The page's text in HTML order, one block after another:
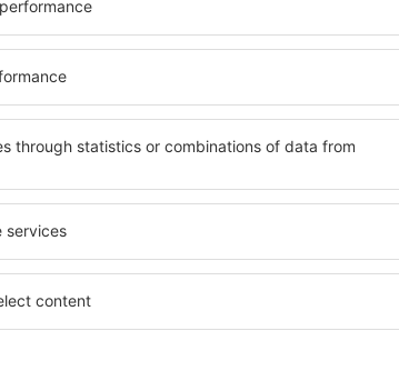
Ahorra tiempo y dinero.
¡Reserva Vuelo+Hotel en
a la newsletter